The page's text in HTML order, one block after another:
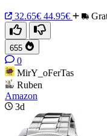
32.65€ 44.95€
655
0
MirY_oFerTas
Ruben
Amazon
3d